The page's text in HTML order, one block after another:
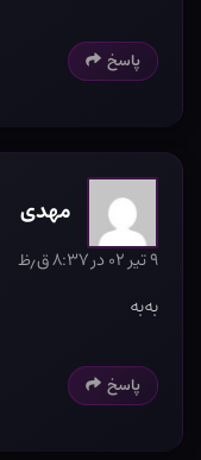
پاسخ
مهدی
۹ تیر ۰۲ در ۸:۳۷ ق٫ظ
به‌به
پاسخ